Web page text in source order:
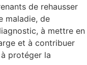
de rehausser
maladie, de
à mettre en
et à contribuer
protéger la